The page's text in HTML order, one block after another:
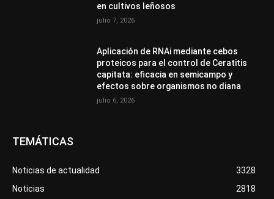
en cultivos leñosos
julio 7, 2026
Aplicación de RNAi mediante cebos
proteicos para el control de Ceratitis
capitata: eficacia en semicampo y
efectos sobre organismos no diana
julio 6, 2026
TEMÁTICAS
Noticias de actualidad
3328
Noticias
2818